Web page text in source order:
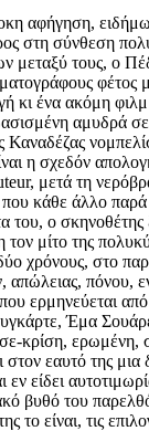
αφήγηση,
στη σύνθεση
μεταξύ τους, ο
φέτος
κι ένα ακόμη
αμυδρά
η σχεδόν
μετά τη
κάθε άλλο παρά
ο σκηνοθέτης
μίτο της
χρόνους, στο
απώλειας, πόνου,
ερμηνεύεται
Έμα
κρίση, ερωμένη,
εαυτό της μια
εν είδει
βυθό του
το είναι, τις